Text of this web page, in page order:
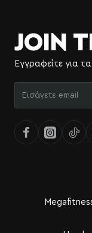
JOIN
Εγγραφείτε για
email